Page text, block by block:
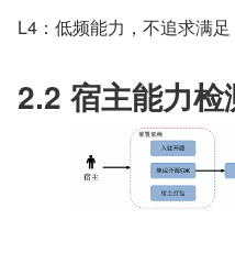
L4：低频能力，不追求满足
2.2 宿主能力检